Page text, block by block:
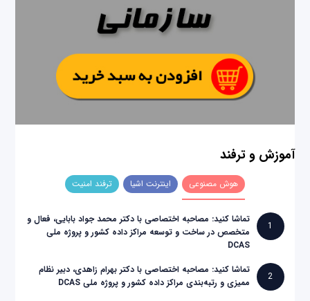
آموزش و ترفند
هوش مصنوعی اینترنت اشیا ترفند امنیت
1
تماشا کنید: مصاحبه اختصاصی با دکتر محمد جواد بابایی، فعال و
متخصص در ساخت و توسعه مراکز داده کشور و پروژه ملی
DCAS
2
تماشا کنید: مصاحبه اختصاصی با دکتر بهرام زاهدی، دبیر نظام
ممیزی و رتبه‌بندی مراکز داده کشور و پروژه ملی DCAS